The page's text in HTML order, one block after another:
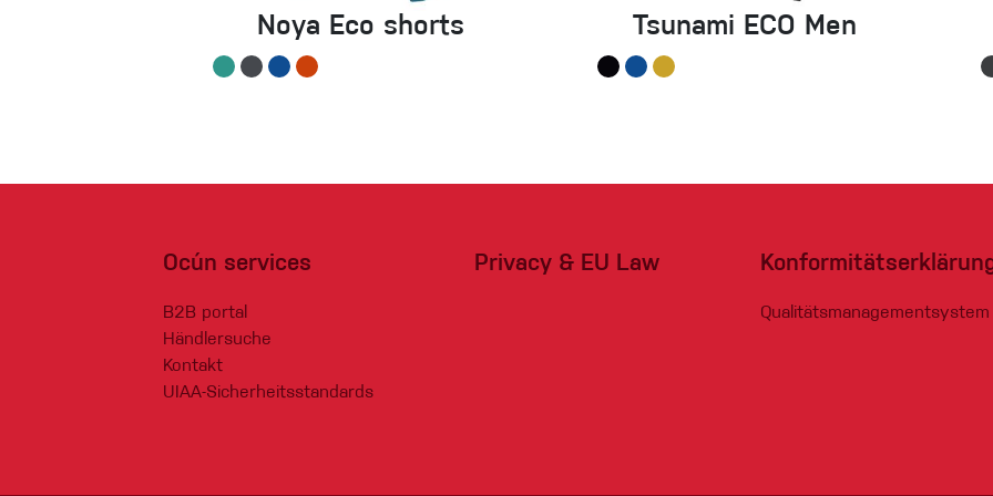
Noya Eco shorts Tsunami ECO Men
Ocún services
B2B portal
Händlersuche
Kontakt
UIAA-Sicherheitsstandards
Privacy & EU Law
Qualitätsmanagementsystem